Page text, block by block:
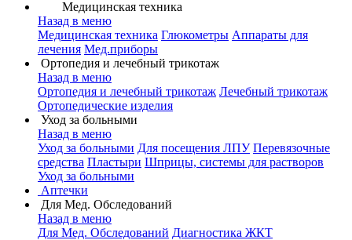
Медицинская техника
Назад в меню
Медицинская техника Глюкометры Аппараты для
лечения Мед.приборы
Ортопедия и лечебный трикотаж
Назад в меню
Ортопедия и лечебный трикотаж Лечебный трикотаж
Ортопедические изделия
Уход за больными
Назад в меню
Уход за больными Для посещения ЛПУ Перевязочные
средства Пластыри Шприцы, системы для растворов
Уход за больными
Аптечки
Для Мед. Обследований
Назад в меню
Для Мед. Обследований Диагностика ЖКТ